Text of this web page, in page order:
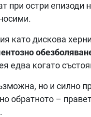
при остри
като дискова
едва когато
но и силно
обратното –